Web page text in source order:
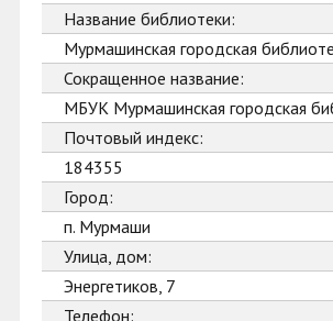
Название библиотеки:
Мурмашинская городская
Сокращенное название:
МБУК Мурмашинская городская
Почтовый индекс:
184355
Город:
п. Мурмаши
Улица, дом:
Энергетиков, 7
Телефон: